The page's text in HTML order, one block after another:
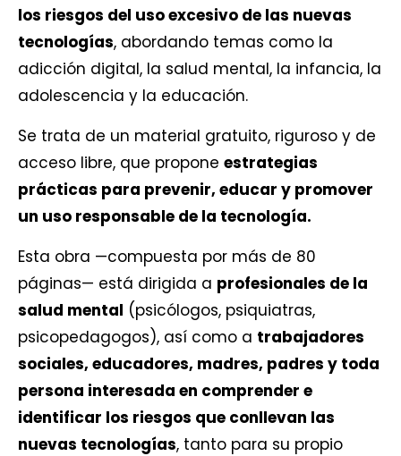
los riesgos del uso excesivo de las nuevas
tecnologías, abordando temas como la
adicción digital, la salud mental, la infancia, la
adolescencia y la educación.
Se trata de un material gratuito, riguroso y de
acceso libre, que propone estrategias
prácticas para prevenir, educar y promover
un uso responsable de la tecnología.
Esta obra —compuesta por más de 80
páginas— está dirigida a profesionales de la
salud mental (psicólogos, psiquiatras,
psicopedagogos), así como a trabajadores
sociales, educadores, madres, padres y toda
persona interesada en comprender e
identificar los riesgos que conllevan las
nuevas tecnologías, tanto para su propio